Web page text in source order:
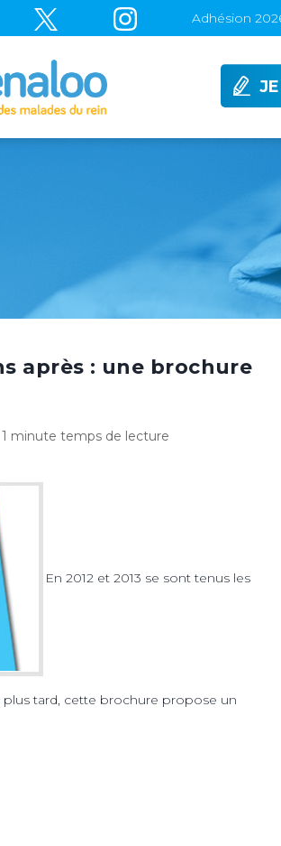
Adhésion
après : une brochure
1 minute temps de lecture
En 2012 et 2013 se sont tenus les
plus tard, cette brochure propose un